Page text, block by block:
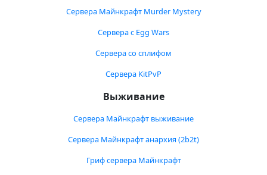
Сервера Майнкрафт Murder Mystery
Сервера с Egg Wars
Сервера со сплифом
Сервера KitPvP
Выживание
Сервера Майнкрафт выживание
Сервера Майнкрафт анархия (2b2t)
Гриф сервера Майнкрафт